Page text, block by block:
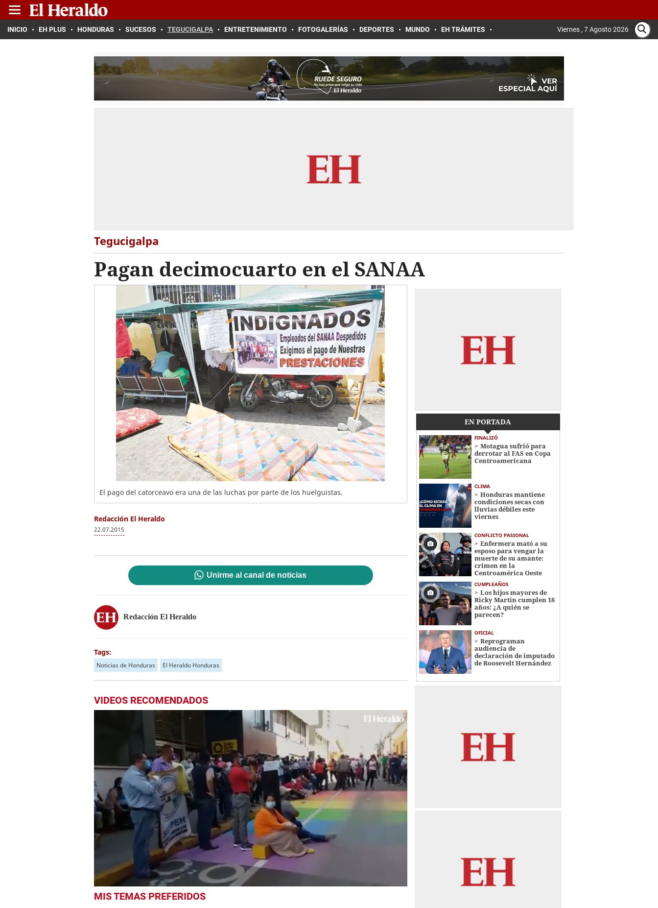
INICIO EH PLUS HONDURAS SUCESOS TEGUCIGALPA ENTRETENIMIENTO FOTOGALERÍAS DEPORTES MUNDO EH TRÁMITES Viernes , 7 Agosto 2026
Tegucigalpa
Pagan decimocuarto en el SANAA
El pago del catorceavo era una de las luchas por parte de los huelguistas.
Redacción El Heraldo
22.07.2015
Unirme al canal de noticias
Redacción El Heraldo
Tags:
Noticias de Honduras El Heraldo Honduras
VIDEOS RECOMENDADOS
seconds
MIS TEMAS PREFERIDOS
EN PORTADA
FINALIZÓ
Motagua sufrió para
derrotar al FAS en Copa
Centroamericana
CLIMA
Honduras mantiene
condiciones secas con
lluvias débiles este
viernes
CONFLICTO PASIONAL
Enfermera mató a su
esposo para vengar la
muerte de su amante:
crimen en la
Centroamérica Oeste
CUMPLEAÑOS
Los hijos mayores de
Ricky Martin cumplen 18
años: ¿A quién se
parecen?
OFICIAL
Reprograman
audiencia de
declaración de imputado
de Roosevelt Hernández